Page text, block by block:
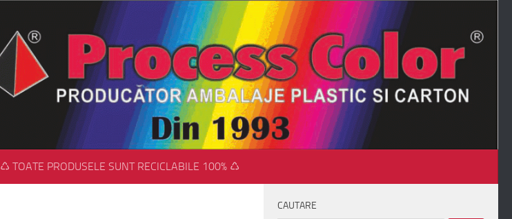
♺ TOATE PRODUSELE SUNT RECICLABILE 100% ♺
CAUTARE